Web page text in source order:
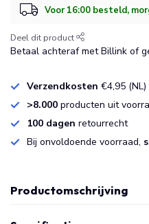
Voor 16:00 besteld,
Deel dit product
Betaal achteraf met Billink of
Verzendkosten €4,95 (NL)
>8.000 producten uit
100 dagen retourrecht
Bij onvoldoende voorraad,
Productomschrijving